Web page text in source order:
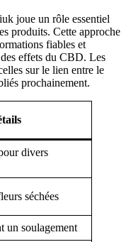
joue un rôle essentiel
produits. Cette approche
fiables et
effets du CBD. Les
sur le lien entre le
prochainement.
divers
séchées
un soulagement